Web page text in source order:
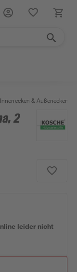
Innenecken & Außenecken
2
leider nicht